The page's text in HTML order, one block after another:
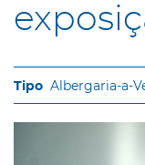
Albergaria-a-